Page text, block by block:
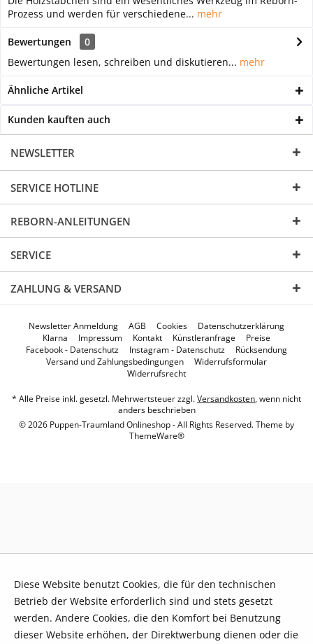
Prozess und werden für verschiedene... mehr
Bewertungen
0
Bewertungen lesen, schreiben und diskutieren... mehr
Ähnliche Artikel
Kunden kauften auch
NEWSLETTER
SERVICE HOTLINE
REBORN-ANLEITUNGEN
SERVICE
ZAHLUNG & VERSAND
Newsletter Anmeldung AGB Cookies
Datenschutzerklärung
Klarna
Impressum Kontakt Künstleranfrage
Preise
Facebook - Datenschutz
Instagram - Datenschutz
Rücksendung
Versand und Zahlungsbedingungen
Widerrufsformular
Widerrufsrecht
* Alle Preise inkl. gesetzl. Mehrwertsteuer zzgl.Versandkosten, wenn nicht
anders beschrieben
© 2026 Puppen-Traumland Onlineshop - All Rights Reserved. Theme by
ThemeWare®
Diese Website benutzt Cookies, die für den technischen
Betrieb der Website erforderlich sind und stets gesetzt
werden. Andere Cookies, die den Komfort bei Benutzung
dieser Website erhöhen, der Direktwerbung dienen oder die